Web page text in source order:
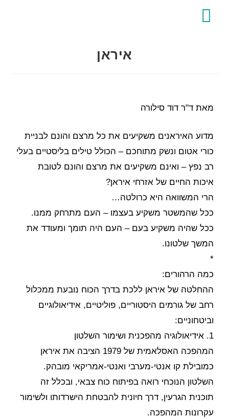
לתוכן
איראן
מאת ד"ר דוד סילורה
מדוע האיראנים משקיעים את כל מרצם והונם לבניית
כורי אטום ונשק מתוחכם – הכולל טילים בליסטיים בעלי
רב נפץ – ואינם משקיעים את מרצם והונם לטובת
איכות החיים של אזרחי איראן?
הרי המשוואה היא כרולטה…
ככל שהמשטר משקיע בעצמו – העם מתרחק ממנו.
ככל שהיה משקיע בעם – העם היה תומך ומעודד את
המשך שלטונו.
*
כמה הרהורים:
ההחלטה של איראן ללכת בדרך הכוח נובעת ממכלול
רחב של גורמים היסטוריים, פוליטיים, אידיאולוגיים
וביטחוניים:
1. אידיאולוגיה מהפכנית ושימור השלטון
המהפכה האסלאמית של 1979 הציבה את איראן
כמובילת קו אנטי-מערבי ואנטי-אמריקאי מובהק.
השלטון הנוכחי רואה בפיתוח כוח צבאי, ובכלל זה
תוכנית הגרעין, דרך חיונית להבטחת הישרדותו ולשימור
עקרונות המהפכה.